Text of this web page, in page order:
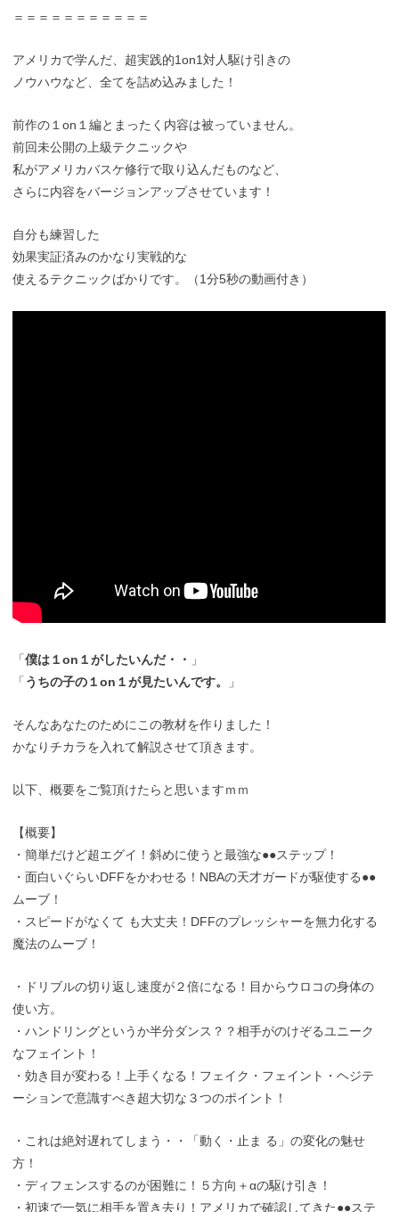
＝＝＝＝＝＝＝＝＝＝＝
アメリカで学んだ、超実践的1on1対人駆け引きの
ノウハウなど、全てを詰め込みました！
前作の１on１編とまったく内容は被っていません。
前回未公開の上級テクニックや
私がアメリカバスケ修行で取り込んだものなど、
さらに内容をバージョンアップさせています！
自分も練習した
効果実証済みのかなり実戦的な
使えるテクニックばかりです。（1分5秒の動画付き）
「僕は１on１がしたいんだ・・
」
「 うちの子の１on１が見たいんです。 」
そんなあなたのためにこの教材を作りました！
かなりチカラを入れて解説させて頂きます。
以下、概要をご覧頂けたらと思いますｍｍ
【概要】
・簡単だけど超エグイ！斜めに使うと最強な●●ステップ！
・面白いぐらいDFFをかわせる！NBAの天才ガードが駆使する●●
ムーブ！
・スピードがなくて も大丈夫！DFFのプレッシャーを無力化する
魔法のムーブ！
・ドリブルの切り返し速度が２倍になる！目からウロコの身体の
使い方。
・ハンドリングというか半分ダンス？？相手がのけぞるユニーク
なフェイント！
・効き目が変わる！上手くなる！フェイク・フェイント・ヘジテ
ーションで意識すべき超大切な３つのポイント！
・これは絶対遅れてしまう・・「動く・止ま る」の変化の魅せ
方！
・ディフェンスするのが困難に！５方向＋αの駆け引き！
・初速で一気に相手を置き去り！アメリカで確認してきた●●ステ